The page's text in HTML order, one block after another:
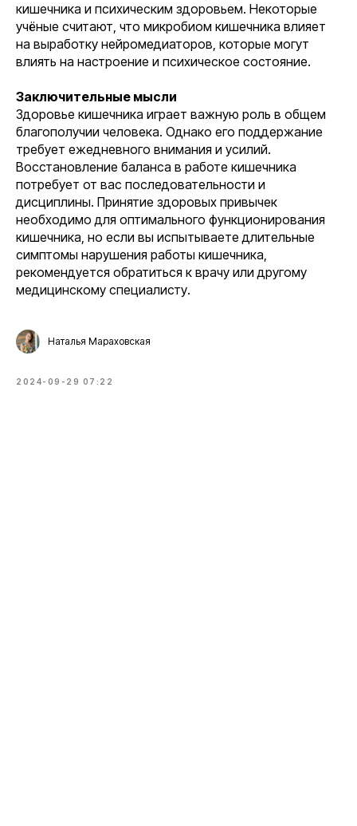
кишечника и психическим здоровьем. Некоторые
учёные считают, что микробиом кишечника влияет
на выработку нейромедиаторов, которые могут
влиять на настроение и психическое состояние.
Заключительные мысли
Здоровье кишечника играет важную роль в общем
благополучии человека. Однако его поддержание
требует ежедневного внимания и усилий.
Восстановление баланса в работе кишечника
потребует от вас последовательности и
дисциплины. Принятие здоровых привычек
необходимо для оптимального функционирования
кишечника, но если вы испытываете длительные
симптомы нарушения работы кишечника,
рекомендуется обратиться к врачу или другому
медицинскому специалисту.
Наталья Мараховская
2024-09-29 07:22